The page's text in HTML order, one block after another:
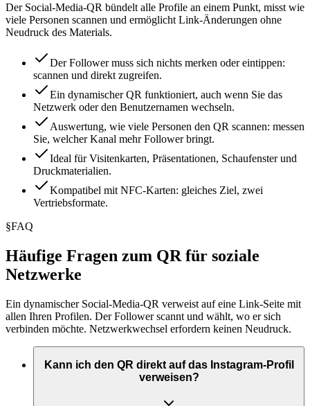
Der Social-Media-QR bündelt alle Profile an einem Punkt, misst wie
viele Personen scannen und ermöglicht Link-Änderungen ohne
Neudruck des Materials.
Der Follower muss sich nichts merken oder eintippen:
scannen und direkt zugreifen.
Ein dynamischer QR funktioniert, auch wenn Sie das
Netzwerk oder den Benutzernamen wechseln.
Auswertung, wie viele Personen den QR scannen: messen
Sie, welcher Kanal mehr Follower bringt.
Ideal für Visitenkarten, Präsentationen, Schaufenster und
Druckmaterialien.
Kompatibel mit NFC-Karten: gleiches Ziel, zwei
Vertriebsformate.
§FAQ
Häufige Fragen zum QR für soziale
Netzwerke
Ein dynamischer Social-Media-QR verweist auf eine Link-Seite mit
allen Ihren Profilen. Der Follower scannt und wählt, wo er sich
verbinden möchte. Netzwerkwechsel erfordern keinen Neudruck.
Kann ich den QR direkt auf das Instagram-Profil
verweisen?